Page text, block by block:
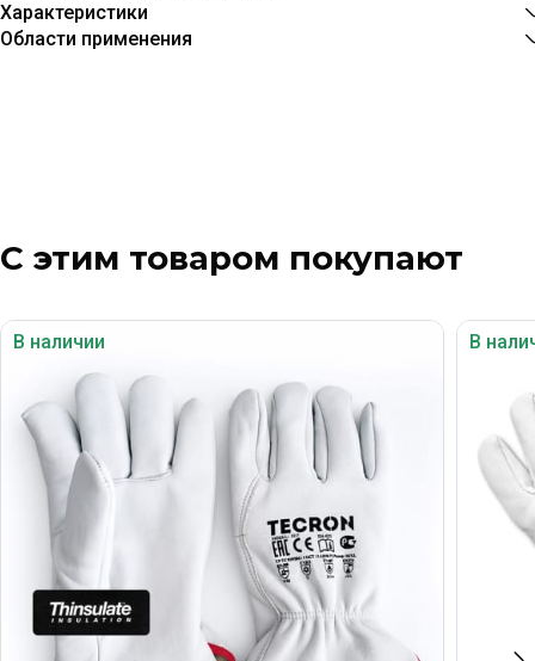
Характеристики
Области применения
С этим товаром покупают
В наличии В